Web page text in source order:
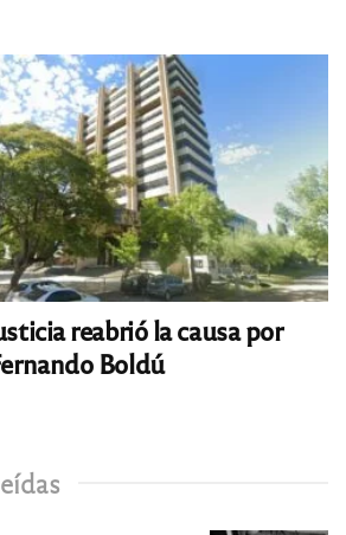
reabrió la causa por
Boldú